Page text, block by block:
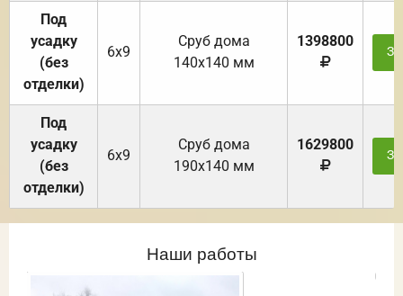
Под
усадку
(без
отделки)
6х9
Cруб дома
140х140 мм
1398800
Под
усадку
(без
отделки)
6х9
Cруб дома
190х140 мм
1629800
Наши работы